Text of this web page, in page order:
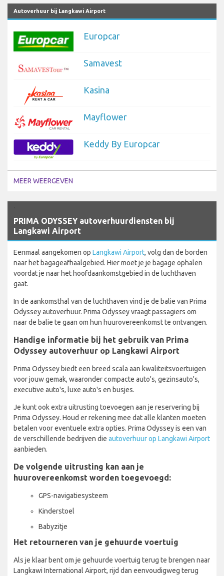
Autoverhuur bij Langkawi Airport
Europcar
Samavest
Kasina
Mayflower
Keddy By Europcar
MEER WEERGEVEN
PRIMA ODYSSEY autoverhuurdiensten bij
Langkawi Airport
Eenmaal aangekomen op Langkawi Airport, volg dan de borden
naar het bagageafhaalgebied. Hier moet je je bagage ophalen
voordat je naar het hoofdaankomstgebied in de luchthaven
gaat.
In de aankomsthal van de luchthaven vind je de balie van Prima
Odyssey autoverhuur. Prima Odyssey vraagt passagiers om
naar de balie te gaan om hun huurovereenkomst te ontvangen.
Handige informatie bij het gebruik van Prima
Odyssey autoverhuur op Langkawi Airport
Prima Odyssey biedt een breed scala aan kwaliteitsvoertuigen
voor jouw gemak, waaronder compacte auto's, gezinsauto's,
executive auto's, luxe auto's en busjes.
Je kunt ook extra uitrusting toevoegen aan je reservering bij
Prima Odyssey. Houd er rekening mee dat alle klanten moeten
betalen voor eventuele extra opties. Prima Odyssey is een van
de verschillende bedrijven die autoverhuur op Langkawi Airport
aanbieden.
De volgende uitrusting kan aan je
huurovereenkomst worden toegevoegd:
GPS-navigatiesysteem
Kinderstoel
Babyzitje
Het retourneren van je gehuurde voertuig
Als je klaar bent om je gehuurde voertuig terug te brengen naar
Langkawi International Airport, rijd dan eenvoudigweg terug